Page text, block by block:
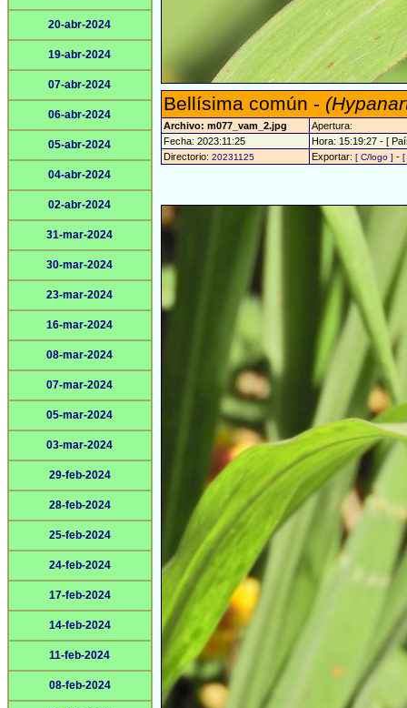
20-abr-2024
19-abr-2024
07-abr-2024
06-abr-2024
05-abr-2024
04-abr-2024
02-abr-2024
31-mar-2024
30-mar-2024
23-mar-2024
16-mar-2024
08-mar-2024
07-mar-2024
05-mar-2024
03-mar-2024
29-feb-2024
28-feb-2024
25-feb-2024
24-feb-2024
17-feb-2024
14-feb-2024
11-feb-2024
08-feb-2024
Bellísima común -
Archivo: m077_vam_2.jpg
Apertura:
Fecha: 2023:11:25
Hora: 15:19:27 - [
Directorio: 20231125 Exportar: [ C/logo ] - [